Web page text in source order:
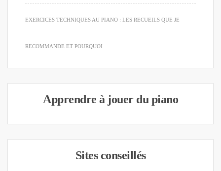
EXERCICES TECHNIQUES AU PIANO : LES RECUEILS QUE JE
RECOMMANDE ET POURQUOI
Apprendre à jouer du piano
Sites conseillés